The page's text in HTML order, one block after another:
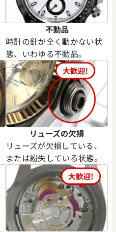
不動品
時計の針が全く動かない状
態、いわゆる不動品。
リューズの欠損
リューズが欠損している、
または紛失している状態。